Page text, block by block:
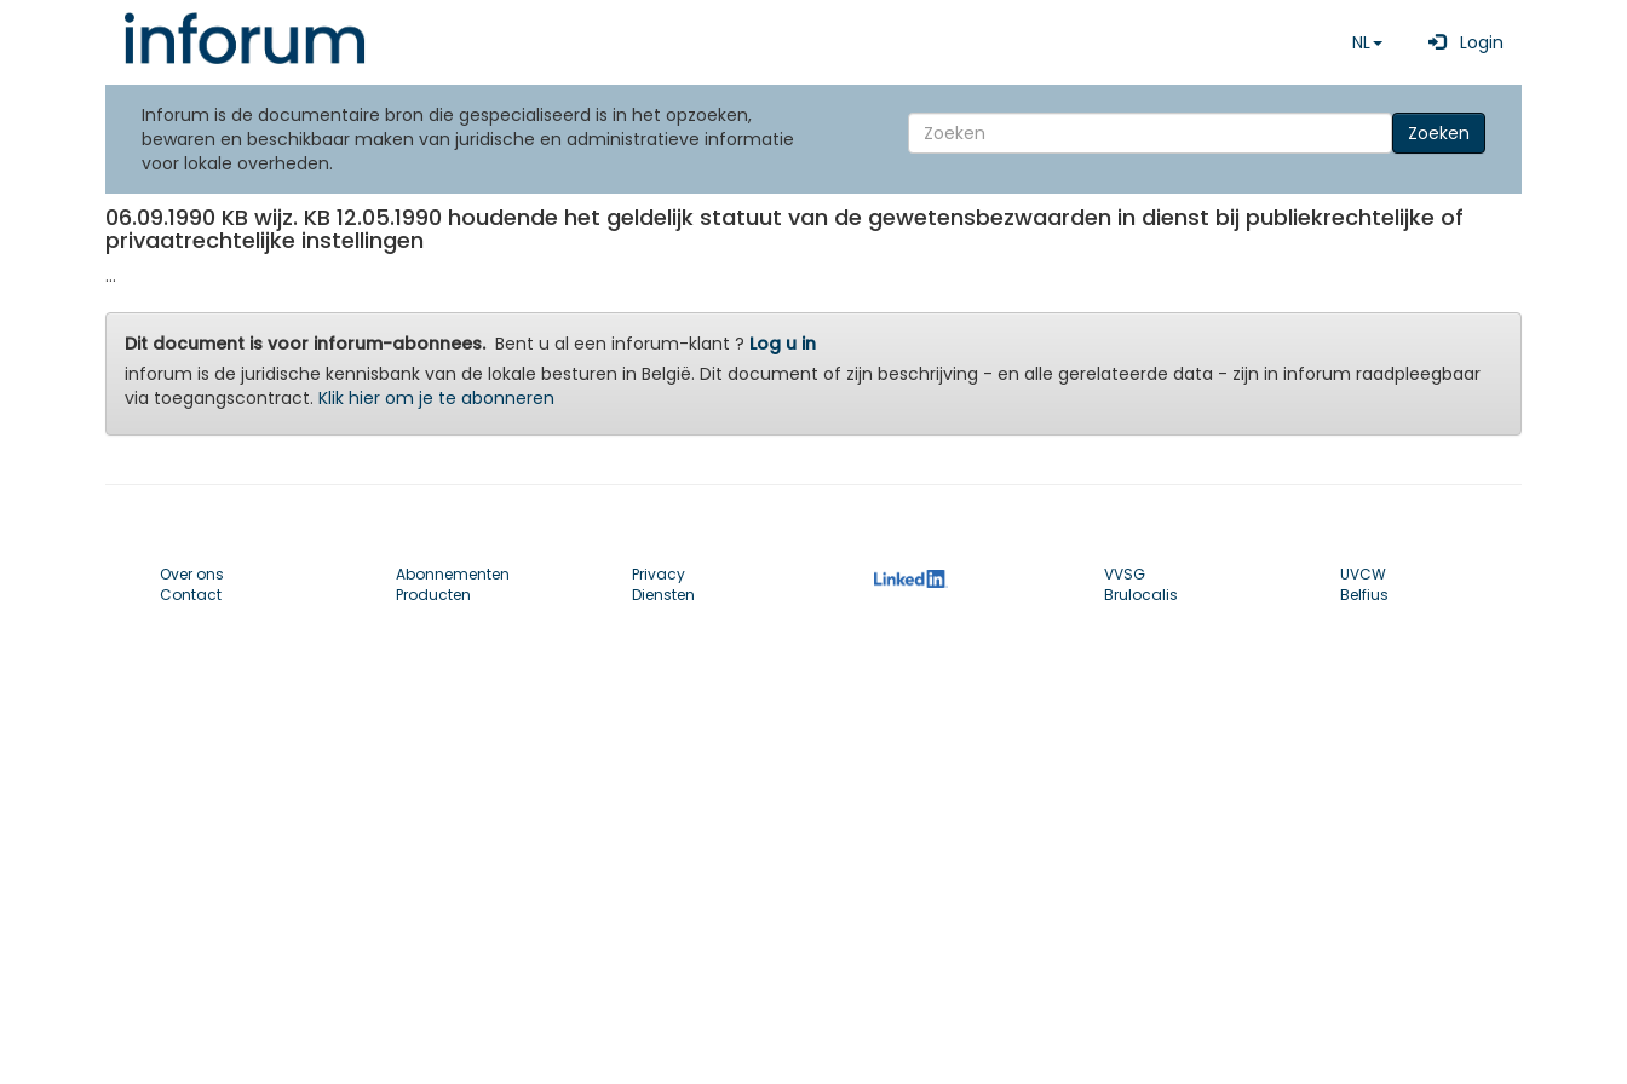
NL Login
Inforum is de documentaire bron die gespecialiseerd is in het opzoeken,
bewaren en beschikbaar maken van juridische en administratieve informatie
voor lokale overheden.
Zoeken
06.09.1990 KB wijz. KB 12.05.1990 houdende het geldelijk statuut van de gewetensbezwaarden in dienst bij publiekrechtelijke of
privaatrechtelijke instellingen
...
Dit document is voor inforum-abonnees.Bent u al een inforum-klant ? Log u in
inforum is de juridische kennisbank van de lokale besturen in België. Dit document of zijn beschrijving - en alle gerelateerde data - zijn in inforum raadpleegbaar
via toegangscontract. Klik hier om je te abonneren
Over ons
Contact
Abonnementen
Producten
Privacy
Diensten
VVSG
Brulocalis
UVCW
Belfius